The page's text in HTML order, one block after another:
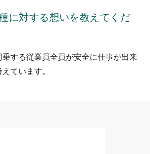
に対する想いを教えてくだ
乗する従業員全員が安全に仕事が出来
ています。